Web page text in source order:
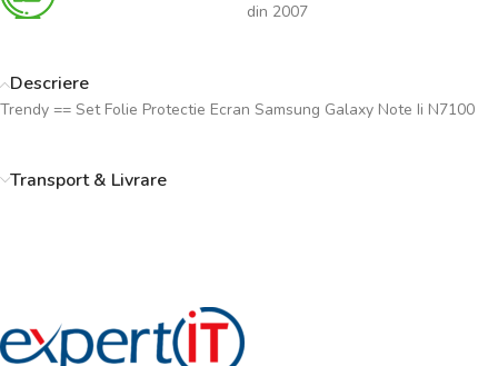
din 2007
Descriere
Trendy == Set Folie Protectie Ecran Samsung Galaxy Note Ii N7100
Transport & Livrare